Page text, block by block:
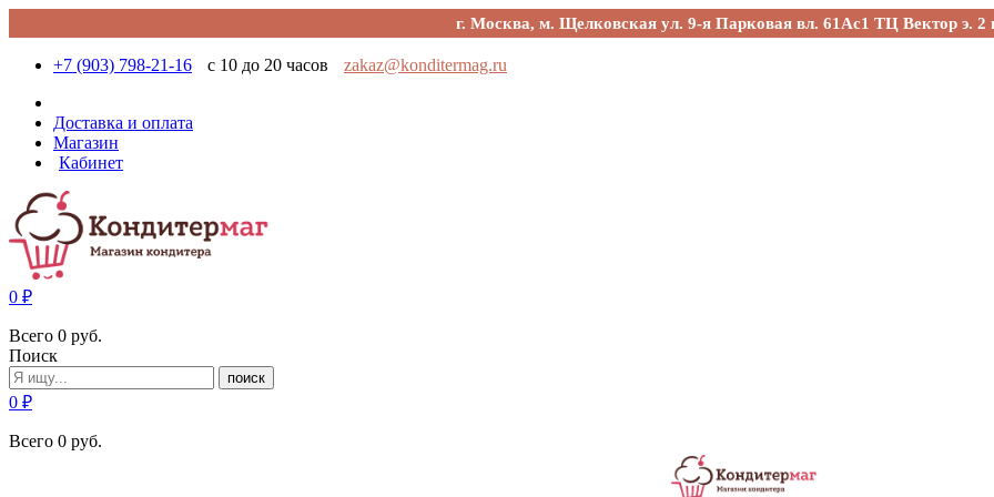
г. Москва, м. Щелковская ул. 9-я Парковая вл. 61Ас1 ТЦ Вектор э. 2
+7 (903) 798-21-16 с 10 до 20 часов zakaz@konditermag.ru
Доставка и оплата
Магазин
Кабинет
0 ₽
Всего 0 руб.
Поиск
поиск
0 ₽
Всего 0 руб.